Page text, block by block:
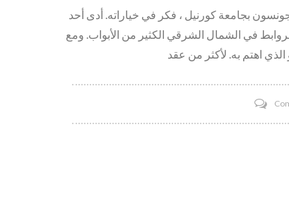
بجامعة كورنيل ، فكر في خياراته. أدى أحد
في الشمال الشرقي الكثير من الأبواب. ومع